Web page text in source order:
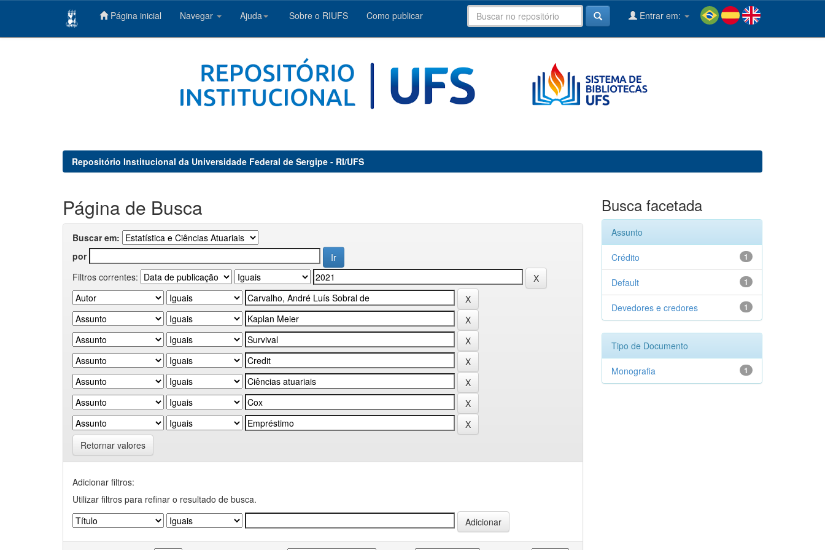
Página inicial Navegar Ajuda Sobre o RIUFS Como publicar Entrar em:
Repositório Institucional da Universidade Federal de Sergipe - RI/UFS
Página de Busca
Buscar em:
por
Filtros correntes:
Retornar valores
Adicionar filtros:
Utilizar filtros para refinar o resultado de busca.
Busca facetada
Assunto
1
Crédito
1
Default
1
Devedores e credores
Tipo de Documento
1
Monografia